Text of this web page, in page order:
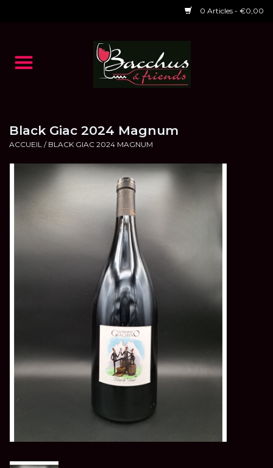
0 Articles - €0,00
Accueil
Dégustations
HORAIRES ET EVENTS 2026
Chèques cadeaux
RESTAURANT EPHEMERE
OENOLOGIQUES DE
LA RESERVE DE BACCHUS
Black Giac 2024 Magnum
ACCUEIL / BLACK GIAC 2024 MAGNUM